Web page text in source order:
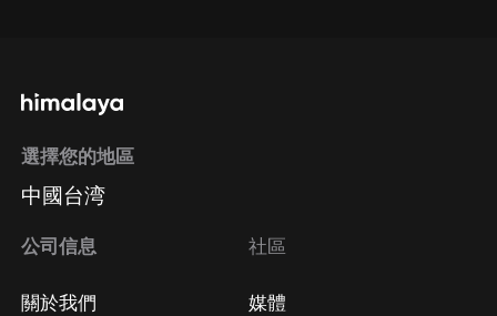
選擇您的地區
中國台湾
公司信息
關於我們
社區
媒體